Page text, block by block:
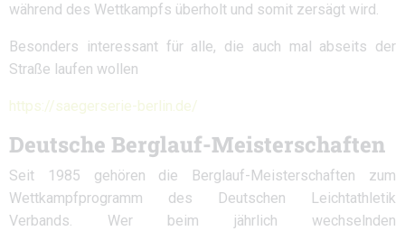
während des Wettkampfs überholt und somit zersägt wird.
Besonders interessant für alle, die auch mal abseits der
Straße laufen wollen
https://saegerserie-berlin.de/
Deutsche Berglauf-Meisterschaften
Seit 1985 gehören die Berglauf-Meisterschaften zum
Wettkampfprogramm des Deutschen Leichtathletik
Verbands. Wer beim jährlich wechselnden